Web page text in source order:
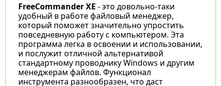
FreeCommander XE - это довольно-таки
удобный в работе файловый менеджер,
который поможет значительно упростить
повседневную работу с компьютером. Эта
программа легка в освоении и использовании,
и послужит отличной альтернативой
стандартному проводнику Windows и другим
менеджерам файлов. Функционал
инструмента разнообразен, что даст